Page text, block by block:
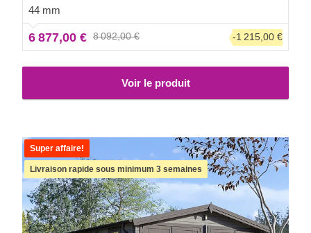
! Avec MULTI, vous pouvez vraiment tout faire, qu'il
s'agisse d'acheter une voiture supplémentaire, d'aménager
un salon à l'ancienne dans votre garage, ou d'installer des
étagères avec vos romans préférés.
44 mm
6 877,00 € 8 092,00 € -1 215,00 €
Voir le produit
Super affaire!
Livraison rapide sous minimum 3 semaines